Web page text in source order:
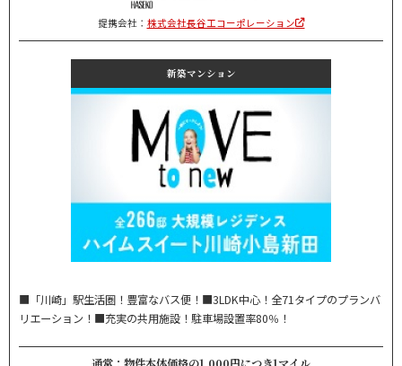
提携会社： 株式会社長谷工コーポレーション
新築マンション
■「川崎」駅生活圏！豊富なバス便！■3LDK中心！全71タイプのプランバ
リエーション！■充実の共用施設！駐車場設置率80％！